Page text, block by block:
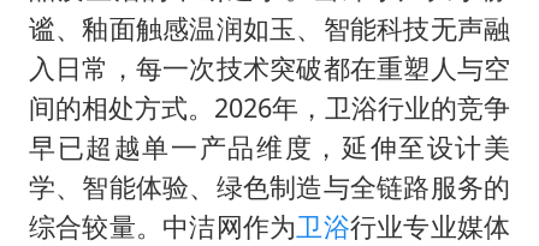
97岁英国奶奶飞上天再破吉尼斯纪录
“中国蔬菜之乡”最高温达41.8℃
如何把百年大党建设得更加坚强有力？
谧、釉面触感温润如玉、智能科技无声融
入日常，每一次技术突破都在重塑人与空
间的相处方式。2026年，卫浴行业的竞争
早已超越单一产品维度，延伸至设计美
学、智能体验、绿色制造与全链路服务的
综合较量。中洁网作为卫浴行业专业媒体